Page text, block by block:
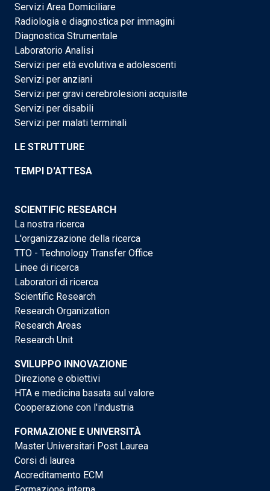
Servizi Area Domiciliare
Radiologia e diagnostica per immagini
Diagnostica Strumentale
Laboratorio Analisi
Servizi per età evolutiva e adolescenti
Servizi per anziani
Servizi per gravi cerebrolesioni acquisite
Servizi per disabili
Servizi per malati terminali
LE STRUTTURE
TEMPI D'ATTESA
SCIENTIFIC RESEARCH
La nostra ricerca
L'organizzazione della ricerca
TTO - Technology Transfer Office
Linee di ricerca
Laboratori di ricerca
Scientific Research
Research Organization
Research Areas
Research Unit
SVILUPPO INNOVAZIONE
Direzione e obiettivi
HTA e medicina basata sul valore
Cooperazione con l'industria
FORMAZIONE E UNIVERSITÀ
Master Universitari Post Laurea
Corsi di laurea
Accreditamento ECM